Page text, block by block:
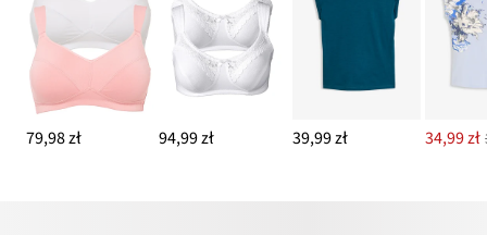
79,98 zł 94,99 zł 39,99 zł 34,99 zł